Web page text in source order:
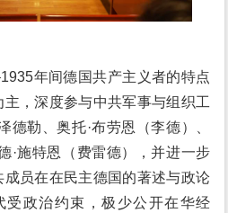
年间德国共产主义者的特点
，深度参与中共军事与组织工
德勒、奥托·布劳恩（李德）、
·施特恩（费雷德），并进一步
员在在民主德国的著述与政论
受政治约束，极少公开在华经